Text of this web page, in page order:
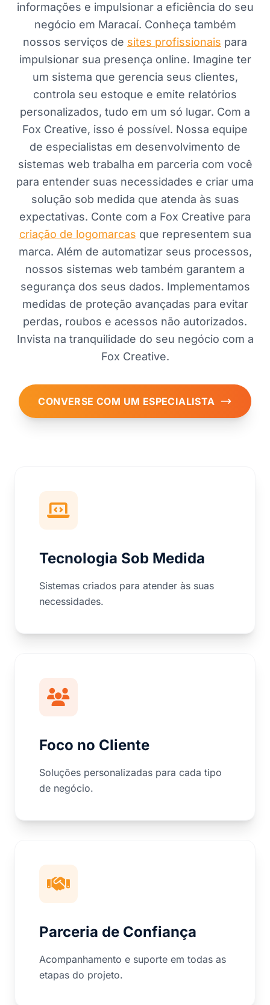
informações e impulsionar a eficiência do seu
negócio em Maracaí. Conheça também
nossos serviços de sites profissionais para
impulsionar sua presença online. Imagine ter
um sistema que gerencia seus clientes,
controla seu estoque e emite relatórios
personalizados, tudo em um só lugar. Com a
Fox Creative, isso é possível. Nossa equipe
de especialistas em desenvolvimento de
sistemas web trabalha em parceria com você
para entender suas necessidades e criar uma
solução sob medida que atenda às suas
expectativas. Conte com a Fox Creative para
criação de logomarcas que representem sua
marca. Além de automatizar seus processos,
nossos sistemas web também garantem a
segurança dos seus dados. Implementamos
medidas de proteção avançadas para evitar
perdas, roubos e acessos não autorizados.
Invista na tranquilidade do seu negócio com a
Fox Creative.
CONVERSE COM UM ESPECIALISTA
Tecnologia Sob Medida
Sistemas criados para atender às suas
necessidades.
Foco no Cliente
Soluções personalizadas para cada tipo
de negócio.
Parceria de Confiança
Acompanhamento e suporte em todas as
etapas do projeto.